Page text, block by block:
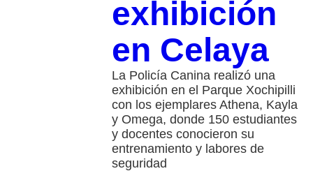
exhibición
en Celaya
La Policía Canina realizó una
exhibición en el Parque Xochipilli
con los ejemplares Athena, Kayla
y Omega, donde 150 estudiantes
y docentes conocieron su
entrenamiento y labores de
seguridad